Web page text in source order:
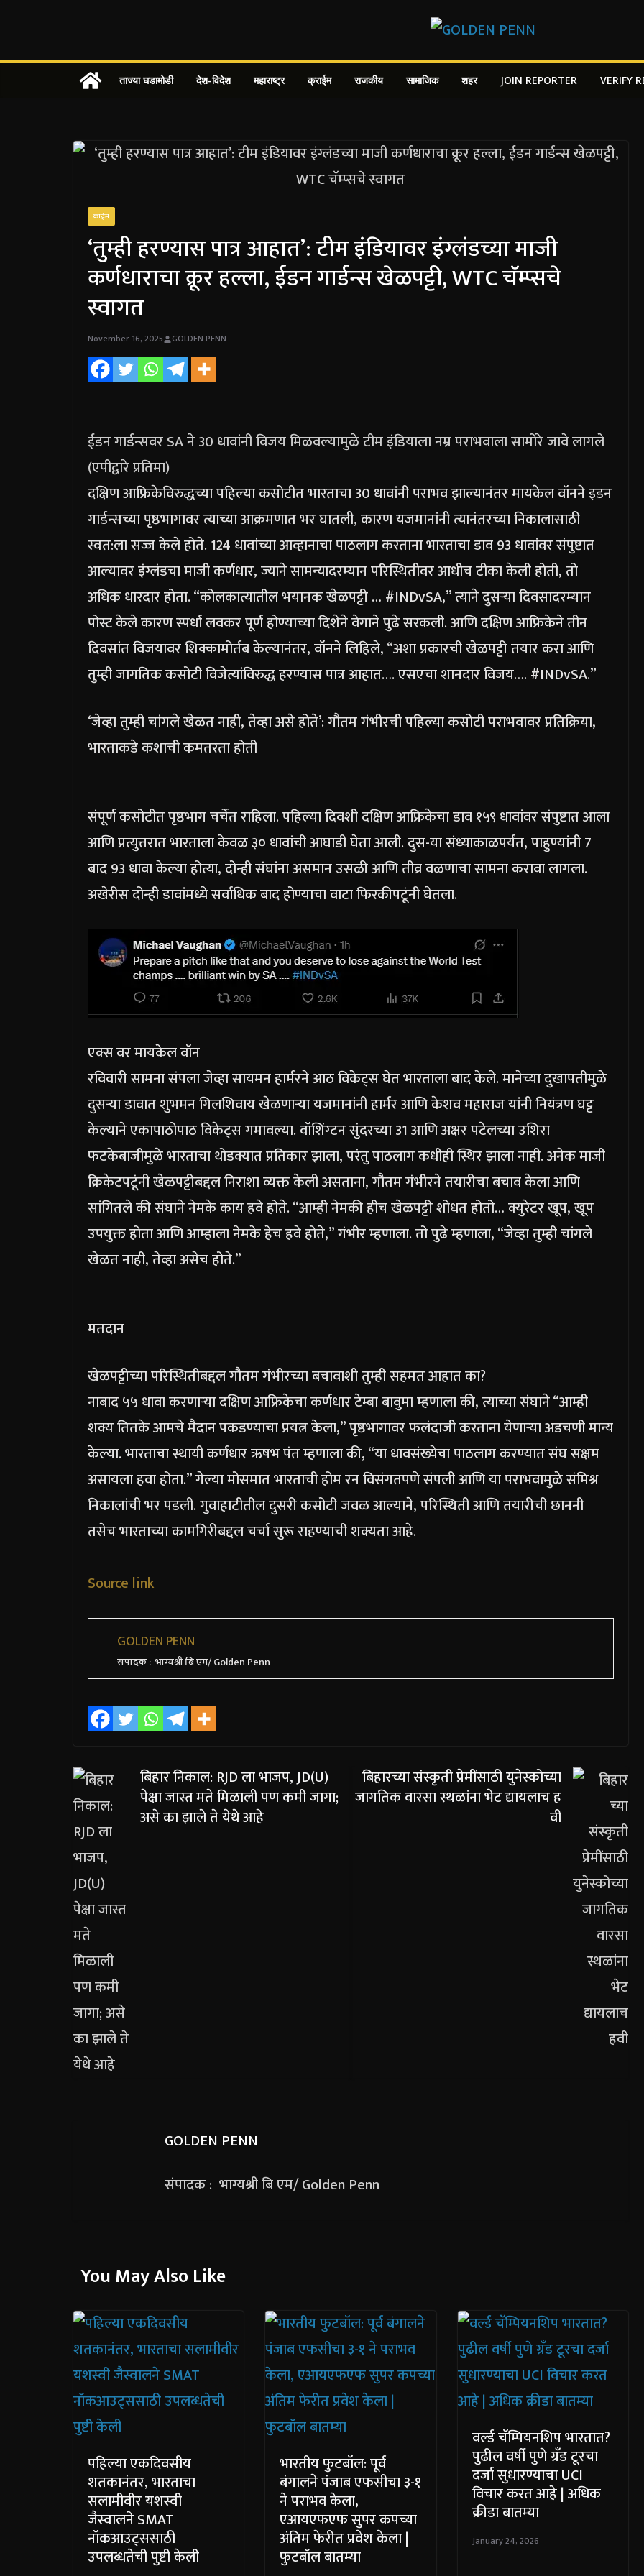
content
ताज्या घडामोडी देश-विदेश महाराष्ट्र क्राईम राजकीय सामाजिक शहर JOIN REPORTER VERIFY
क्राईम
‘तुम्ही हरण्यास पात्र आहात’: टीम इंडियावर इंग्लंडच्या माजी
कर्णधाराचा क्रूर हल्ला, ईडन गार्डन्स खेळपट्टी, WTC चॅम्प्सचे
स्वागत
November 16, 2025 GOLDEN PENN
ईडन गार्डन्सवर SA ने 30 धावांनी विजय मिळवल्यामुळे टीम इंडियाला नम्र पराभवाला सामोरे जावे लागले
(एपीद्वारे प्रतिमा)
दक्षिण आफ्रिकेविरुद्धच्या पहिल्या कसोटीत भारताचा 30 धावांनी पराभव झाल्यानंतर मायकेल वॉनने इडन
गार्डन्सच्या पृष्ठभागावर त्याच्या आक्रमणात भर घातली, कारण यजमानांनी त्यानंतरच्या निकालासाठी
स्वत:ला सज्ज केले होते. 124 धावांच्या आव्हानाचा पाठलाग करताना भारताचा डाव 93 धावांवर संपुष्टात
आल्यावर इंग्लंडचा माजी कर्णधार, ज्याने सामन्यादरम्यान परिस्थितीवर आधीच टीका केली होती, तो
अधिक धारदार होता.“कोलकात्यातील भयानक खेळपट्टी … #INDvSA,” त्याने दुसऱ्या दिवसादरम्यान
पोस्ट केले कारण स्पर्धा लवकर पूर्ण होण्याच्या दिशेने वेगाने पुढे सरकली. आणि दक्षिण आफ्रिकेने तीन
दिवसांत विजयावर शिक्कामोर्तब केल्यानंतर, वॉनने लिहिले, “अशा प्रकारची खेळपट्टी तयार करा आणि
तुम्ही जागतिक कसोटी विजेत्यांविरुद्ध हरण्यास पात्र आहात….एसएचा शानदार विजय…. #INDvSA.”
‘जेव्हा तुम्ही चांगले खेळत नाही, तेव्हा असे होते’: गौतम गंभीरची पहिल्या कसोटी पराभवावर प्रतिक्रिया,
भारताकडे कशाची कमतरता होती
संपूर्ण कसोटीत पृष्ठभाग चर्चेत राहिला. पहिल्या दिवशी दक्षिण आफ्रिकेचा डाव १५९ धावांवर संपुष्टात आला
आणि प्रत्युत्तरात भारताला केवळ ३० धावांची आघाडी घेता आली. दुस-या संध्याकाळपर्यंत, पाहुण्यांनी 7
बाद 93 धावा केल्या होत्या, दोन्ही संघांना असमान उसळी आणि तीव्र वळणाचा सामना करावा लागला.
अखेरीस दोन्ही डावांमध्ये सर्वाधिक बाद होण्याचा वाटा फिरकीपटूंनी घेतला.
एक्स वर मायकेल वॉन
रविवारी सामना संपला जेव्हा सायमन हार्मरने आठ विकेट्स घेत भारताला बाद केले. मानेच्या दुखापतीमुळे
दुसऱ्या डावात शुभमन गिलशिवाय खेळणाऱ्या यजमानांनी हार्मर आणि केशव महाराज यांनी नियंत्रण घट्ट
केल्याने एकापाठोपाठ विकेट्स गमावल्या. वॉशिंग्टन सुंदरच्या 31 आणि अक्षर पटेलच्या उशिरा
फटकेबाजीमुळे भारताचा थोडक्यात प्रतिकार झाला, परंतु पाठलाग कधीही स्थिर झाला नाही.अनेक माजी
क्रिकेटपटूंनी खेळपट्टीबद्दल निराशा व्यक्त केली असताना, गौतम गंभीरने तयारीचा बचाव केला आणि
सांगितले की संघाने नेमके काय हवे होते.“आम्ही नेमकी हीच खेळपट्टी शोधत होतो… क्युरेटर खूप, खूप
उपयुक्त होता आणि आम्हाला नेमके हेच हवे होते,” गंभीर म्हणाला. तो पुढे म्हणाला, “जेव्हा तुम्ही चांगले
खेळत नाही, तेव्हा असेच होते.”
मतदान
खेळपट्टीच्या परिस्थितीबद्दल गौतम गंभीरच्या बचावाशी तुम्ही सहमत आहात का?
नाबाद ५५ धावा करणाऱ्या दक्षिण आफ्रिकेचा कर्णधार टेम्बा बावुमा म्हणाला की, त्याच्या संघाने “आम्ही
शक्य तितके आमचे मैदान पकडण्याचा प्रयत्न केला,” पृष्ठभागावर फलंदाजी करताना येणाऱ्या अडचणी मान्य
केल्या. भारताचा स्थायी कर्णधार ऋषभ पंत म्हणाला की, “या धावसंख्येचा पाठलाग करण्यात संघ सक्षम
असायला हवा होता.”गेल्या मोसमात भारताची होम रन विसंगतपणे संपली आणि या पराभवामुळे संमिश्र
निकालांची भर पडली. गुवाहाटीतील दुसरी कसोटी जवळ आल्याने, परिस्थिती आणि तयारीची छाननी
तसेच भारताच्या कामगिरीबद्दल चर्चा सुरू राहण्याची शक्यता आहे.
Source link
GOLDEN PENN
संपादक : भाग्यश्री बि एम/ Golden Penn
बिहार निकाल: RJD ला भाजप, JD(U)
पेक्षा जास्त मते मिळाली पण कमी जागा;
असे का झाले ते येथे आहे
बिहारच्या संस्कृती प्रेमींसाठी युनेस्कोच्या
जागतिक वारसा स्थळांना भेट द्यायलाच ह
वी
GOLDEN PENN
संपादक : भाग्यश्री बि एम/ Golden Penn
You May Also Like
पहिल्या एकदिवसीय
शतकानंतर, भारताचा
सलामीवीर यशस्वी
जैस्वालने SMAT
नॉकआउट्ससाठी
उपलब्धतेची पुष्टी केली
भारतीय फुटबॉल: पूर्व
बंगालने पंजाब एफसीचा ३-१
ने पराभव केला,
एआयएफएफ सुपर कपच्या
अंतिम फेरीत प्रवेश केला |
फुटबॉल बातम्या
वर्ल्ड चॅम्पियनशिप भारतात?
पुढील वर्षी पुणे ग्रँड टूरचा
दर्जा सुधारण्याचा UCI
विचार करत आहे | अधिक
क्रीडा बातम्या
January 24, 2026